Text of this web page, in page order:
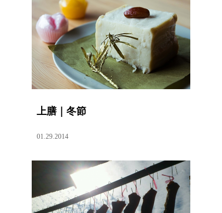
上膳｜冬節
01.29.2014